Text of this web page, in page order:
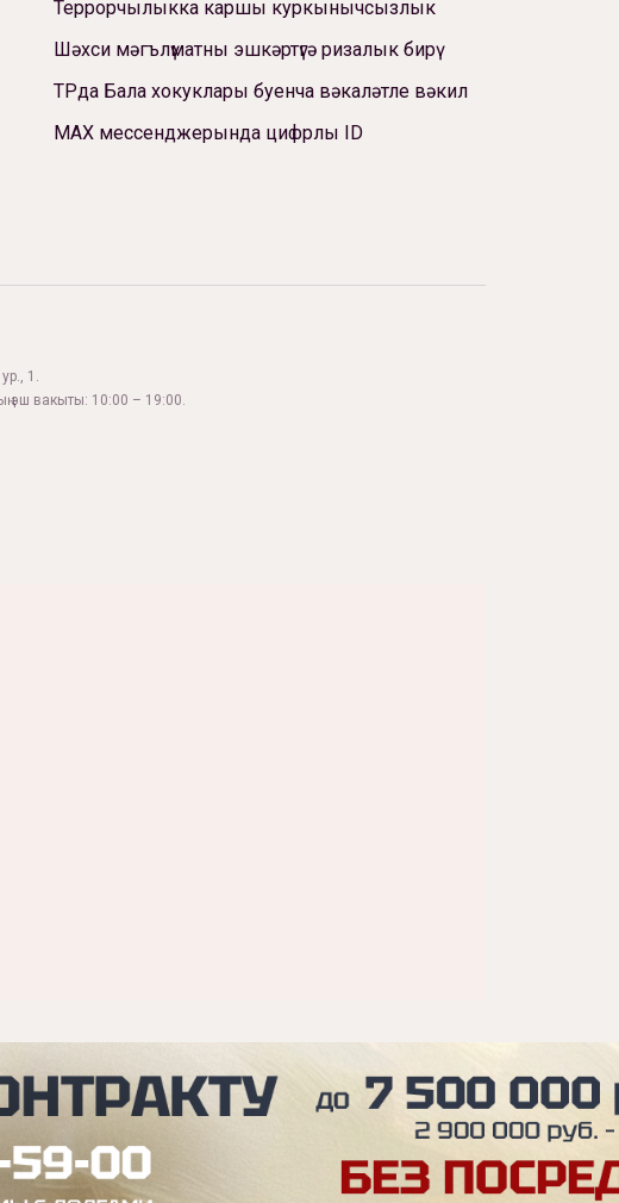
Террорчылыкка каршы куркынычсызлык
Шәхси мәгълүматны эшкәртүгә ризалык бирү
ТРда Бала хокуклары буенча вәкаләтле вәкил
МАХ мессенджерында цифрлы ID
1.
эш вакыты: 10:00 – 19:00.